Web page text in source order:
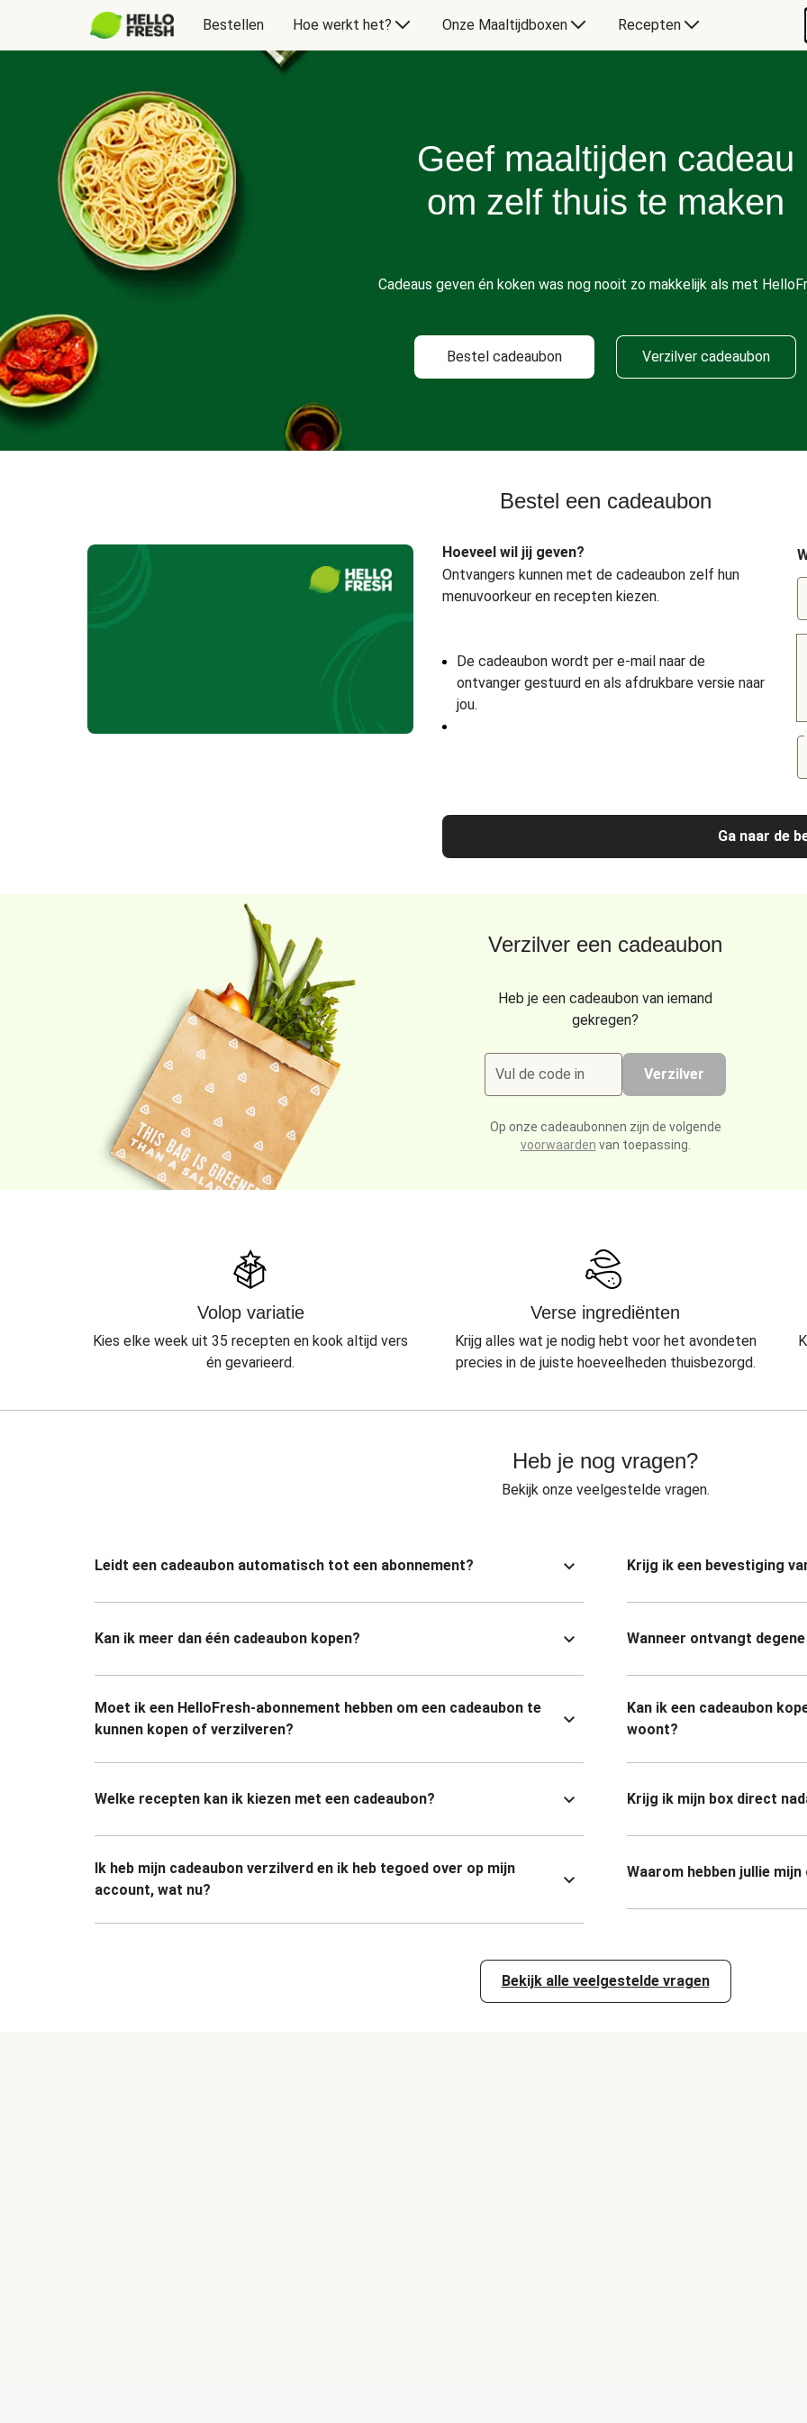
Bestellen Hoe werkt het? Onze Maaltijdboxen Recepten
Geef maaltijden cadeau
om zelf thuis te maken
Cadeaus geven én koken was nog nooit zo makkelijk als met
Bestel cadeaubon Verzilver cadeaubon
Bestel een cadeaubon
Hoeveel wil jij geven?
Ontvangers kunnen met de cadeaubon zelf hun
menuvoorkeur en recepten kiezen.
De cadeaubon wordt per e-mail naar de
ontvanger gestuurd en als afdrukbare versie naar
jou.
Ga naar de
Verzilver een cadeaubon
Heb je een cadeaubon van iemand
gekregen?
Vul de code in Verzilver
Op onze cadeaubonnen zijn de volgende
voorwaarden van toepassing.
Volop variatie
Kies elke week uit 35 recepten en kook altijd vers
én gevarieerd.
Verse ingrediënten
Krijg alles wat je nodig hebt voor het avondeten
precies in de juiste hoeveelheden thuisbezorgd.
Heb je nog vragen?
Bekijk onze veelgestelde vragen.
Leidt een cadeaubon automatisch tot een abonnement?
Kan ik meer dan één cadeaubon kopen?
Moet ik een HelloFresh-abonnement hebben om een cadeaubon te
kunnen kopen of verzilveren?
Welke recepten kan ik kiezen met een cadeaubon?
Ik heb mijn cadeaubon verzilverd en ik heb tegoed over op mijn
account, wat nu?
Krijg ik een bevestiging
Wanneer ontvangt
Kan ik een cadeaubon
woont?
Krijg ik mijn box direct
Waarom hebben jullie
Bekijk alle veelgestelde vragen